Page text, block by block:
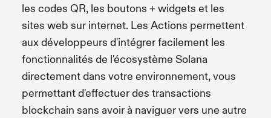
les codes QR, les boutons + widgets et les
sites web sur internet. Les Actions permettent
aux développeurs d'intégrer facilement les
fonctionnalités de l'écosystème Solana
directement dans votre environnement, vous
permettant d'effectuer des transactions
blockchain sans avoir à naviguer vers une autre